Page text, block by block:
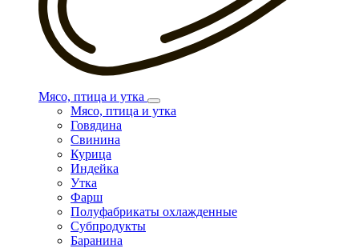
Мясо, птица и утка
Мясо, птица и утка
Говядина
Свинина
Курица
Индейка
Утка
Фарш
Полуфабрикаты охлажденные
Субпродукты
Баранина